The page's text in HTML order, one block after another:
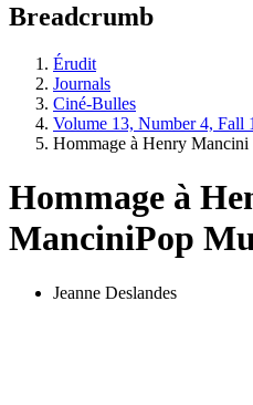
Breadcrumb
Érudit
Journals
Ciné-Bulles
Volume 13, Number 4, Fall
Hommage à Henry
Hommage à
ManciniPop
Jeanne Deslandes